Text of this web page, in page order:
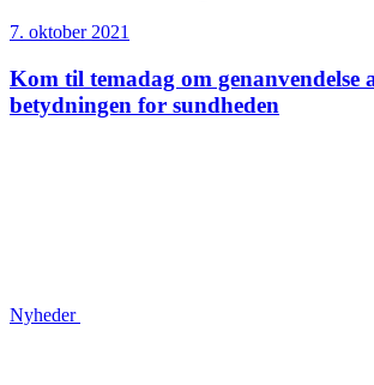
7. oktober 2021
Kom til temadag om genanvendelse
betydningen for sundheden
Nyheder